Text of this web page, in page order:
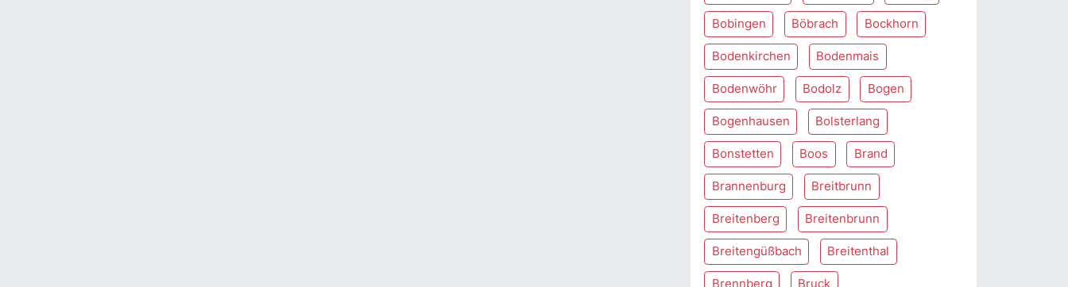
Bobingen Böbrach Bockhorn
Bodenkirchen Bodenmais
Bodenwöhr Bodolz Bogen
Bogenhausen Bolsterlang
Bonstetten Boos Brand
Brannenburg Breitbrunn
Breitenberg Breitenbrunn
Breitengüßbach Breitenthal
Brennberg Bruck